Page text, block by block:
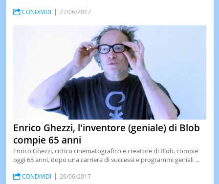
CONDIVIDI 27/06/2017
Enrico Ghezzi, l'inventore (geniale) di Blob
compie 65 anni
Enrico Ghezzi, critico cinematografico e creatore di Blob, compie
oggi 65 anni, dopo una carriera di successi e programmi geniali ...
CONDIVIDI 26/06/2017